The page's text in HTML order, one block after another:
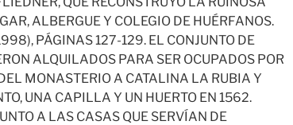
ALBERGUE Y COLEGIO DE HUÉRFANOS.
PÁGINAS 127-129. EL CONJUNTO DE
ALQUILADOS PARA SER OCUPADOS POR
MONASTERIO A CATALINA LA RUBIA Y
UNA CAPILLA Y UN HUERTO EN 1562.
A LAS CASAS QUE SERVÍAN DE